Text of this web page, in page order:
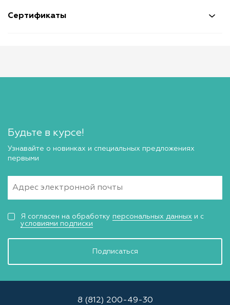
Сертификаты
Будьте в курсе!
Узнавайте о новинках и специальных предложениях
первыми
Подписаться
Я согласен на обработку персональных данных и с
условиями подписки
8 (812) 200-49-30